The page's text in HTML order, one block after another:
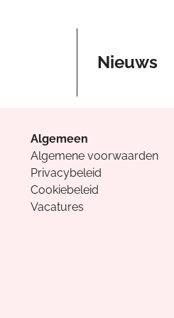
Nieuws
Algemeen
Algemene voorwaarden
Privacybeleid
Cookiebeleid
Vacatures